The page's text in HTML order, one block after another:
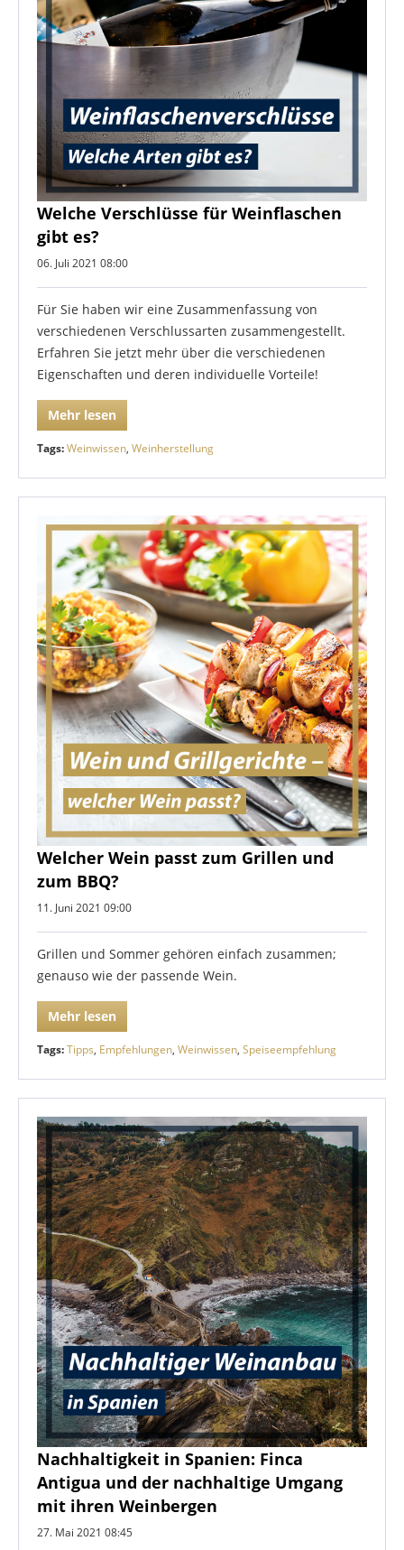
Welche Verschlüsse für Weinflaschen
gibt es?
06. Juli 2021 08:00
Für Sie haben wir eine Zusammenfassung von
verschiedenen Verschlussarten zusammengestellt.
Erfahren Sie jetzt mehr über die verschiedenen
Eigenschaften und deren individuelle Vorteile!
Mehr lesen
Tags:Weinwissen, Weinherstellung
Welcher Wein passt zum Grillen und
zum BBQ?
11. Juni 2021 09:00
Grillen und Sommer gehören einfach zusammen;
genauso wie der passende Wein.
Mehr lesen
Tags:Tipps, Empfehlungen, Weinwissen, Speiseempfehlung
Nachhaltigkeit in Spanien: Finca
Antigua und der nachhaltige Umgang
mit ihren Weinbergen
27. Mai 2021 08:45